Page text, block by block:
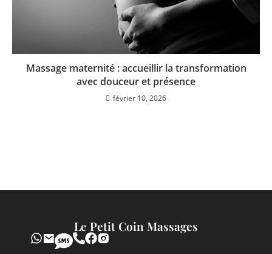
Massage maternité : accueillir la transformation
avec douceur et présence
février 10, 2026
Le Petit Coin Massages